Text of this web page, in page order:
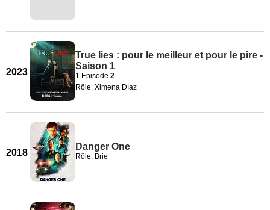
2023
True lies : pour le meilleur et pour le pire -
Saison 1
1 Episode 2
Rôle: Ximena Díaz
2018
Danger One
Rôle: Brie